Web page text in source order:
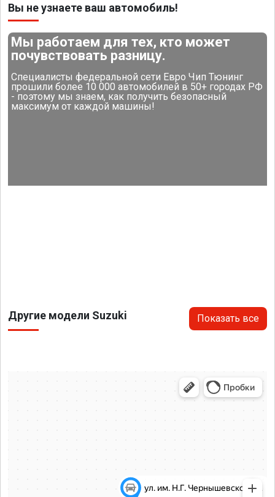
Вы не узнаете ваш автомобиль!
Мы работаем для тех, кто может
почувствовать разницу.
Специалисты федеральной сети Евро Чип Тюнинг
прошили более 10 000 автомобилей в 50+ городах РФ
- поэтому мы знаем, как получить безопасный
максимум от каждой машины!
Другие модели Suzuki Показать все